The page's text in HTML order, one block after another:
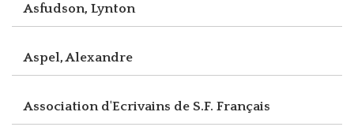
Asfudson, Lynton
Aspel, Alexandre
Association d'Ecrivains de S.F. Français